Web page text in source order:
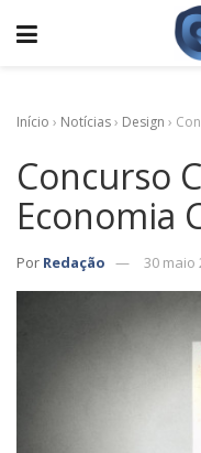
Início › Notícias› Design ›
Concurso
Economia
Por Redação 30 maio